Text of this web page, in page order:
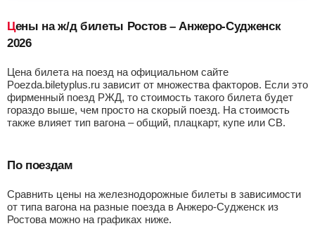
Цены на ж/д билеты Ростов – Анжеро-Судженск
2026
Цена билета на поезд на официальном сайте
Poezda.biletyplus.ru зависит от множества факторов. Если это
фирменный поезд РЖД, то стоимость такого билета будет
гораздо выше, чем просто на скорый поезд. На стоимость
также влияет тип вагона – общий, плацкарт, купе или СВ.
По поездам
Сравнить цены на железнодорожные билеты в зависимости
от типа вагона на разные поезда в Анжеро-Судженск из
Ростова можно на графиках ниже.